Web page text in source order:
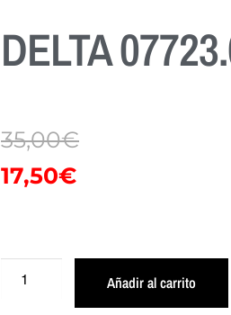
DELTA
35,00€
17,50€
Añadir al carrito